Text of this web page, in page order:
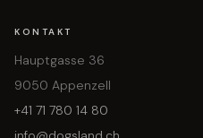
KONTAKT
Hauptgasse 36
9050 Appenzell
+41 71 780 14 80